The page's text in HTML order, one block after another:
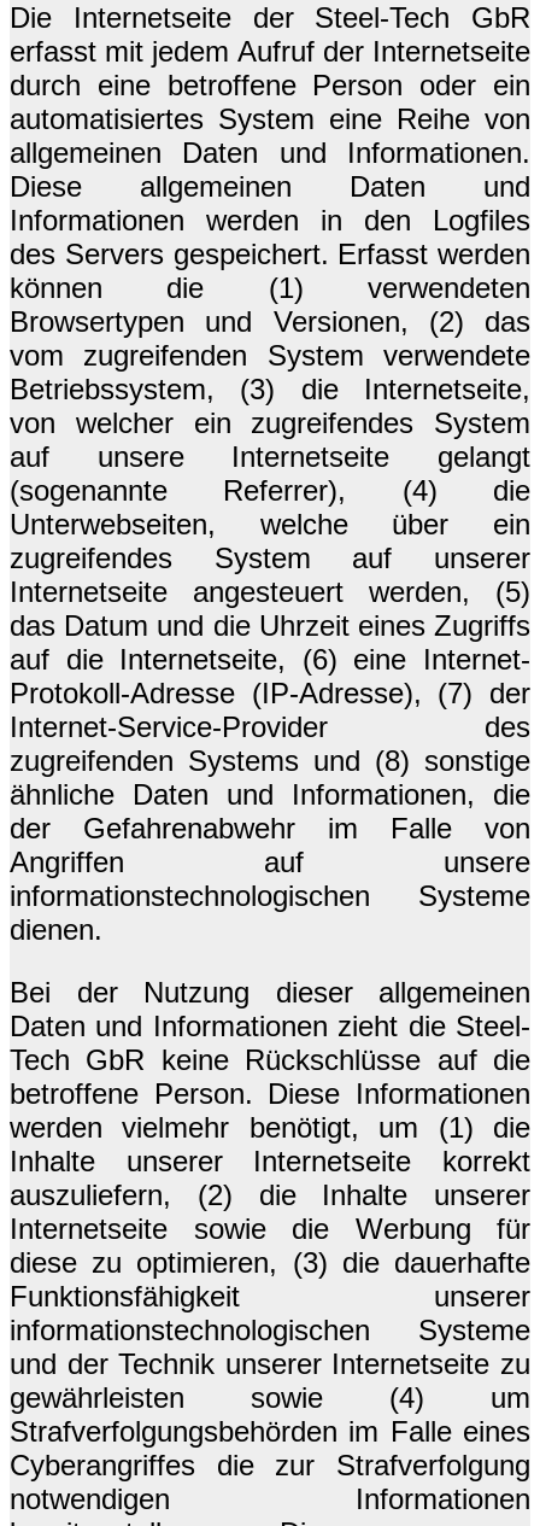
Die Internetseite der Steel-Tech GbR
erfasst mit jedem Aufruf der Internetseite
durch eine betroffene Person oder ein
automatisiertes System eine Reihe von
allgemeinen Daten und Informationen.
Diese allgemeinen Daten und
Informationen werden in den Logfiles
des Servers gespeichert. Erfasst werden
können die (1) verwendeten
Browsertypen und Versionen, (2) das
vom zugreifenden System verwendete
Betriebssystem, (3) die Internetseite,
von welcher ein zugreifendes System
auf unsere Internetseite gelangt
(sogenannte Referrer), (4) die
Unterwebseiten, welche über ein
zugreifendes System auf unserer
Internetseite angesteuert werden, (5)
das Datum und die Uhrzeit eines Zugriffs
auf die Internetseite, (6) eine Internet-
Protokoll-Adresse (IP-Adresse), (7) der
Internet-Service-Provider des
zugreifenden Systems und (8) sonstige
ähnliche Daten und Informationen, die
der Gefahrenabwehr im Falle von
Angriffen auf unsere
informationstechnologischen Systeme
dienen.
Bei der Nutzung dieser allgemeinen
Daten und Informationen zieht die Steel-
Tech GbR keine Rückschlüsse auf die
betroffene Person. Diese Informationen
werden vielmehr benötigt, um (1) die
Inhalte unserer Internetseite korrekt
auszuliefern, (2) die Inhalte unserer
Internetseite sowie die Werbung für
diese zu optimieren, (3) die dauerhafte
Funktionsfähigkeit unserer
informationstechnologischen Systeme
und der Technik unserer Internetseite zu
gewährleisten sowie (4) um
Strafverfolgungsbehörden im Falle eines
Cyberangriffes die zur Strafverfolgung
notwendigen Informationen